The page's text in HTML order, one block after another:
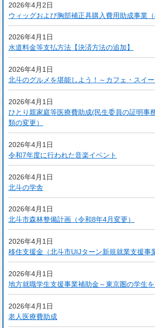
2026年4月2日
ウィッグおよび胸部補正具購入費用助成事業（
2026年4月1日
水道料金等支払方法【決済方法の追加】
2026年4月1日
北斗のグルメを堪能しよう！～カフェ・スイー
2026年4月1日
ひとり親家庭等医療費助成(民生委員の証明事
類の変更）
2026年4月1日
令和7年度に行われた音楽イベント
2026年4月1日
北斗の学舎
2026年4月1日
北斗市森林整備計画（令和8年4月変更）
2026年4月1日
移住支援金（北斗市UIJターン新規就業支援事
2026年4月1日
地方就職学生支援事業補助金～東京圏の学生を
2026年4月1日
老人医療費助成